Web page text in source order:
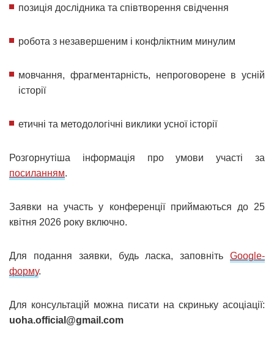
позиція дослідника та співтворення свідчення
робота з незавершеним і конфліктним минулим
мовчання, фрагментарність, непроговорене в усній
історії
етичні та методологічні виклики усної історії
Розгорнутіша інформація про умови участі за
посиланням.
Заявки на участь у конференції приймаються до 25
квітня 2026 року включно.
Для подання заявки, будь ласка, заповніть Google-
форму.
Для консультацій можна писати на скриньку асоціації:
uoha.official@gmail.com